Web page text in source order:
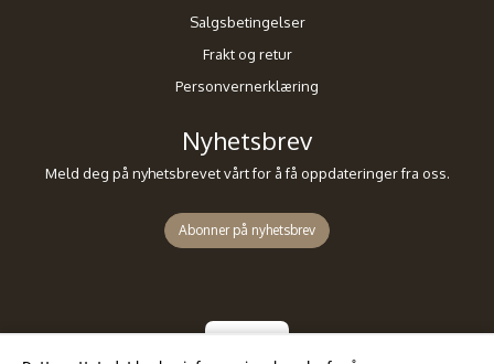
Salgsbetingelser
Frakt og retur
Personvernerklæring
Nyhetsbrev
Meld deg på nyhetsbrevet vårt for å få oppdateringer fra oss.
Abonner på nyhetsbrev